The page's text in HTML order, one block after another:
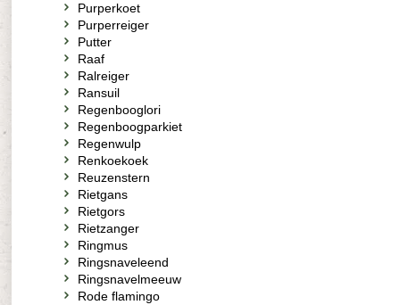
Purperkoet
Purperreiger
Putter
Raaf
Ralreiger
Ransuil
Regenbooglori
Regenboogparkiet
Regenwulp
Renkoekoek
Reuzenstern
Rietgans
Rietgors
Rietzanger
Ringmus
Ringsnaveleend
Ringsnavelmeeuw
Rode flamingo